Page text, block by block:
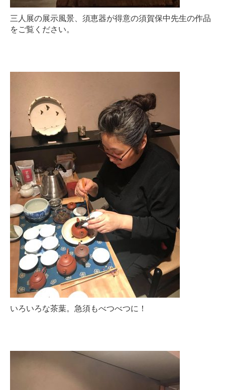
三人展の展示風景、須恵器が得意の須賀保中先生の作品
をご覧ください。
いろいろな茶葉。急須もべつべつに！